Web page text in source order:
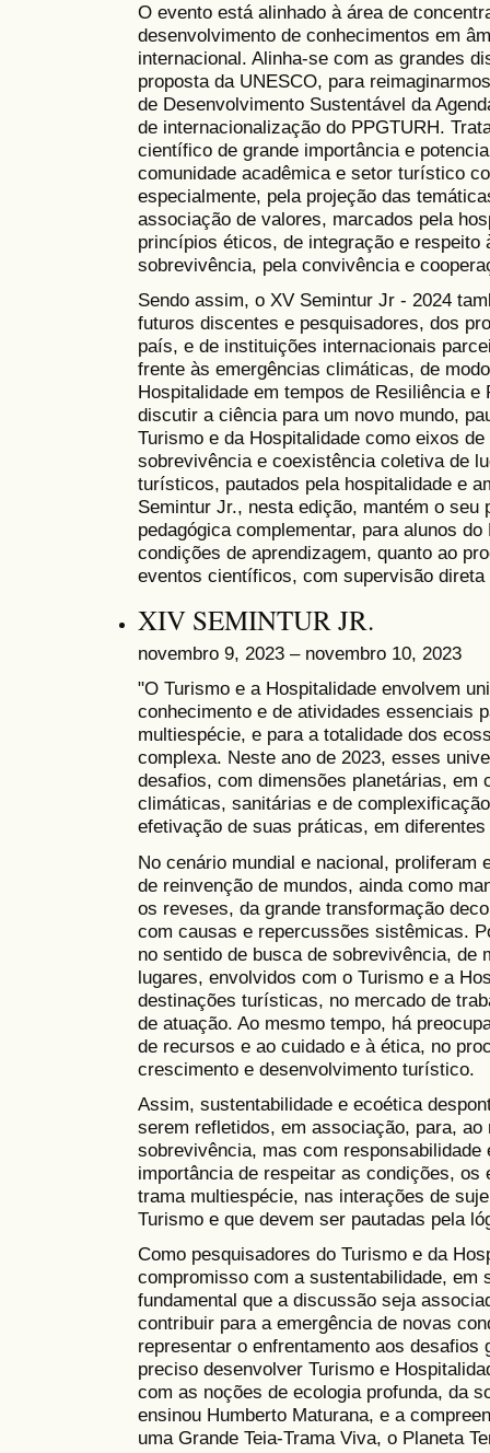
O evento está alinhado à área de
desenvolvimento de conhecimentos em
internacional. Alinha-se com as grandes
proposta da UNESCO, para
de Desenvolvimento Sustentável da
de internacionalização do PPGTURH.
científico de grande importância e
comunidade acadêmica e setor turístico
especialmente, pela projeção das
associação de valores, marcados pela
princípios éticos, de integração e respeito
sobrevivência, pela convivência e
Sendo assim, o XV Semintur Jr - 2024
futuros discentes e pesquisadores, dos
país, e de instituições internacionais
frente às emergências climáticas, de
Hospitalidade em tempos de Resiliência e
discutir a ciência para um novo mundo,
Turismo e da Hospitalidade como eixos
sobrevivência e coexistência coletiva de
turísticos, pautados pela hospitalidade e
Semintur Jr., nesta edição, mantém o seu
pedagógica complementar, para alunos
condições de aprendizagem, quanto ao
eventos científicos, com supervisão direta
XIV SEMINTUR JR.
novembro 9, 2023 – novembro 10, 2023
"O Turismo e a Hospitalidade envolvem
conhecimento e de atividades essenciais
multiespécie, e para a totalidade dos
complexa. Neste ano de 2023, esses
desafios, com dimensões planetárias, em
climáticas, sanitárias e de
efetivação de suas práticas, em
No cenário mundial e nacional, proliferam
de reinvenção de mundos, ainda como
os reveses, da grande transformação
com causas e repercussões sistêmicas.
no sentido de busca de sobrevivência, de
lugares, envolvidos com o Turismo e a
destinações turísticas, no mercado de
de atuação. Ao mesmo tempo, há
de recursos e ao cuidado e à ética, no
crescimento e desenvolvimento turístico.
Assim, sustentabilidade e ecoética
serem refletidos, em associação, para, ao
sobrevivência, mas com
importância de respeitar as condições,
trama multiespécie, nas interações de
Turismo e que devem ser pautadas pela
Como pesquisadores do Turismo e da
compromisso com a sustentabilidade, em
fundamental que a discussão seja
contribuir para a emergência de novas
representar o enfrentamento aos desafios
preciso desenvolver Turismo e
com as noções de ecologia profunda, da
ensinou Humberto Maturana, e a
uma Grande Teia-Trama Viva, o Planeta